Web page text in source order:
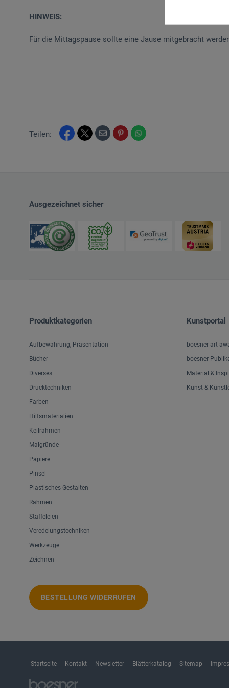
HINWEIS:
Für die Mittagspause sollte eine Jause mitgebracht
Teilen:
Ausgezeichnet sicher
Produktkategorien
Aufbewahrung, Präsentation
Bücher
Diverses
Drucktechniken
Farben
Hilfsmaterialien
Keilrahmen
Malgründe
Papiere
Pinsel
Plastisches Gestalten
Rahmen
Staffeleien
Veredelungstechniken
Werkzeuge
Zeichnen
BESTELLUNG WIDERRUFEN
Kunstportal
boesner art
boesner-
Material &
Kunst &
Startseite Kontakt Newsletter Blätterkatalog Sitemap